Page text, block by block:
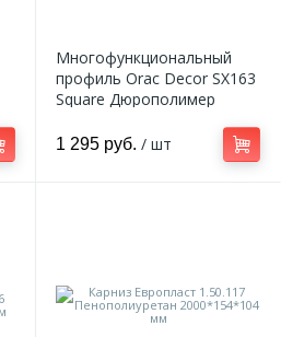
Многофункциональный
профиль Orac Decor SX163
Square Дюрополимер
1 295 руб. / шт